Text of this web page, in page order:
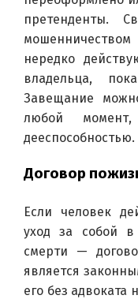
претенденты.
нередко
владельца,
Завещание
любой
дееспособностью.
Договор
Если человек
уход за собой
смерти —
является
его без адвоката